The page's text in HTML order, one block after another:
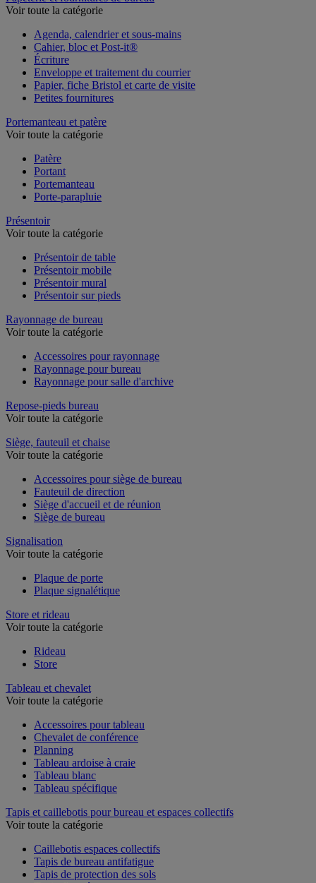
Voir toute la catégorie
Agenda, calendrier et sous-mains
Cahier, bloc et Post-it®
Écriture
Enveloppe et traitement du courrier
Papier, fiche Bristol et carte de visite
Petites fournitures
Portemanteau et patère
Voir toute la catégorie
Patère
Portant
Portemanteau
Porte-parapluie
Présentoir
Voir toute la catégorie
Présentoir de table
Présentoir mobile
Présentoir mural
Présentoir sur pieds
Rayonnage de bureau
Voir toute la catégorie
Accessoires pour rayonnage
Rayonnage pour bureau
Rayonnage pour salle d'archive
Repose-pieds bureau
Voir toute la catégorie
Siège, fauteuil et chaise
Voir toute la catégorie
Accessoires pour siège de bureau
Fauteuil de direction
Siège d'accueil et de réunion
Siège de bureau
Signalisation
Voir toute la catégorie
Plaque de porte
Plaque signalétique
Store et rideau
Voir toute la catégorie
Rideau
Store
Tableau et chevalet
Voir toute la catégorie
Accessoires pour tableau
Chevalet de conférence
Planning
Tableau ardoise à craie
Tableau blanc
Tableau spécifique
Tapis et caillebotis pour bureau et espaces collectifs
Voir toute la catégorie
Caillebotis espaces collectifs
Tapis de bureau antifatigue
Tapis de protection des sols